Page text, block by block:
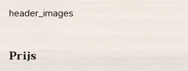
header_images
Prijs